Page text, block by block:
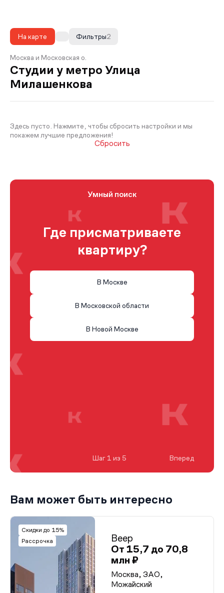
На карте 2
Фильтры
Москва и Московская о.
Студии у метро Улица
Милашенкова
Здесь пусто. Нажмите, чтобы сбросить настройки и мы
покажем лучшие предложения!
Сбросить
Умный поиск
Где присматриваете
квартиру?
В Москве
В Московской области
В Новой Москве
Шаг 1 из 5 Вперед
Вам может быть интересно
Скидки до 15%
Рассрочка
Веер
От 15,7 до 70,8
млн ₽
Москва, ЗАО,
Можайский